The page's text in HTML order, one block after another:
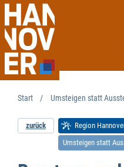
Start Umsteigen statt
zurück Region
Umsteigen statt